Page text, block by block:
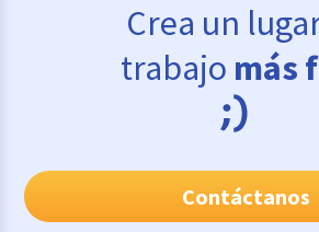
Crea un
trabajo más
Contáctanos